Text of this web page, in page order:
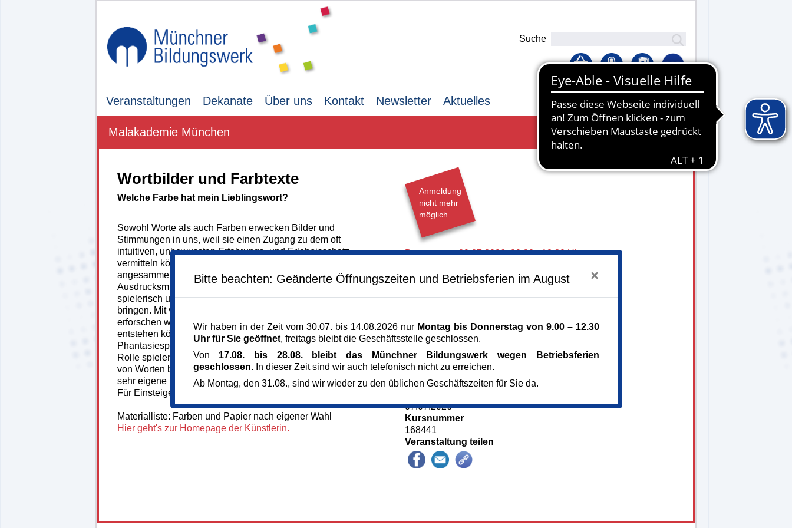
Suche
Veranstaltungen Dekanate Über uns Kontakt Newsletter Aktuelles Lernplattform
Malakademie München
Wortbilder und Farbtexte
Welche Farbe hat mein Lieblingswort?
Sowohl Worte als auch Farben erwecken Bilder und
Stimmungen in uns, weil sie einen Zugang zu dem oft
intuitiven, unbewussten Erfahrungs- und Erlebnisschatz
vermitteln können, den wir im Laufe unseres Lebens
angesammelt haben. Diese beiden elementaren
Ausdrucksmittel – Sprache und Bild – werden wir im Kurs
spielerisch und experimentell miteinander in Berührung
bringen. Mit verschiedenen kreativen Techniken
erforschen wir, wie aus Wörtern und Texten Bilder
entstehen können. Dabei dürfen auch Lieblingsfarben,
Phantasiesprachen und Begriffe aus der Kindheit eine
Rolle spielen. Durch Rhythmisierung und Überlagerung
von Worten bis hin zu „Unleserlichkeiten“ kreieren wir
sehr eigene und persönliche Bildaussagen.
Für Einsteiger:innen und Fortgeschrittene
Materialliste: Farben und Papier nach eigener Wahl
Hier geht's zur Homepage der Künstlerin.
Anmeldung
nicht mehr
möglich
Donnerstag,09.07.2026,09.30 - 13.30 Uhr
Donnerstag,30.07.2026,09.30 - 13.30 Uhr
Veranstaltungsort
Arnulfstr. 166
80634 München
158 €
Referent_in
Andrea Leuchs
07.07.2026
Kursnummer
168441
Veranstaltung teilen
Bitte beachten: Geänderte Öffnungszeiten und Betriebsferien im August ×
Wir haben in der Zeit vom 30.07. bis 14.08.2026 nur Montag bis Donnerstag von 9.00 – 12.30
Uhr für Sie geöffnet, freitags bleibt die Geschäftsstelle geschlossen.
Von 17.08. bis 28.08. bleibt das Münchner Bildungswerk wegen Betriebsferien
geschlossen.In dieser Zeit sind wir auch telefonisch nicht zu erreichen.
Ab Montag, den 31.08., sind wir wieder zu den üblichen Geschäftszeiten für Sie da.